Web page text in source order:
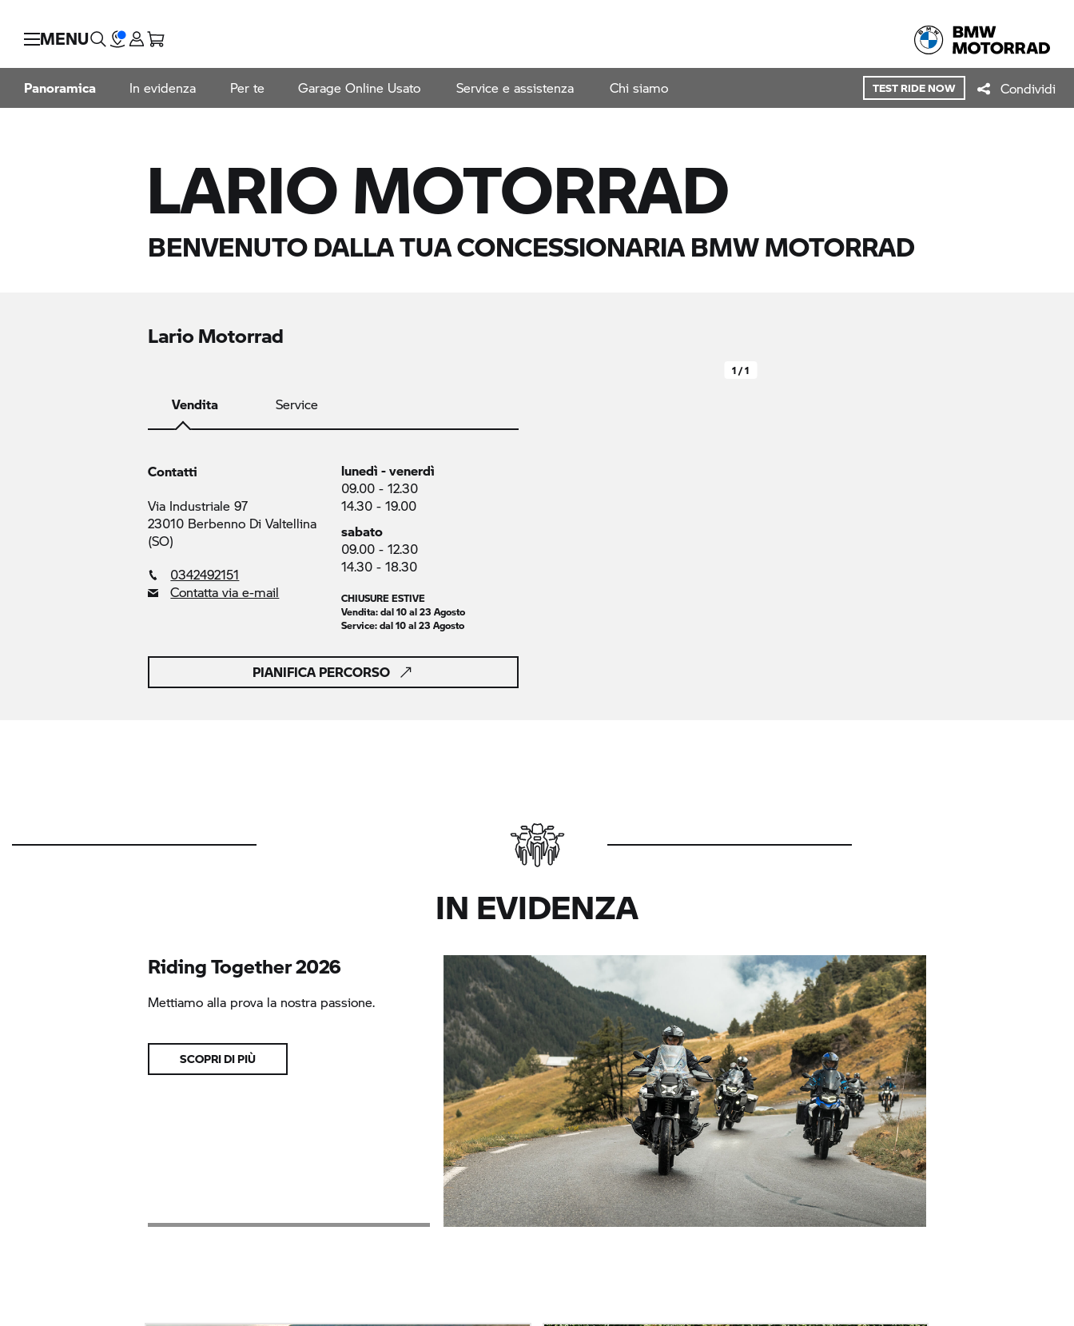
MENU
Panoramica In evidenza Per te Garage Online Usato Service e assistenza Chi siamo TEST RIDE NOW Condividi
LARIO MOTORRAD
BENVENUTO DALLA TUA CONCESSIONARIABMW MOTORRAD
Lario Motorrad
Vendita Service
Contatti
Via Industriale 97
23010 Berbenno Di Valtellina
(SO)
0342492151
Contatta via e-mail
lunedì - venerdì
09.00 - 12.30
14.30 - 19.00
sabato
09.00 - 12.30
14.30 - 18.30
CHIUSURE ESTIVE
Vendita: dal 10 al 23 Agosto
Service: dal 10 al 23 Agosto
PIANIFICA PERCORSO
1 / 1
IN EVIDENZA
Riding Together 2026
Mettiamo alla prova la nostra passione.
SCOPRI DI PIÙ